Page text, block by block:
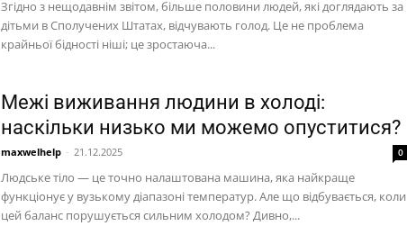
Згідно з нещодавнім звітом, більше половини людей, які доглядають за
дітьми в Сполучених Штатах, відчувають голод. Це не проблема
крайньої бідності ніші; це зростаюча...
Межі виживання людини в холоді:
наскільки низько ми можемо опуститися?
maxwelhelp - 21.12.2025 0
Людське тіло — це точно налаштована машина, яка найкраще
функціонує у вузькому діапазоні температур. Але що відбувається, коли
цей баланс порушується сильним холодом? Дивно,...